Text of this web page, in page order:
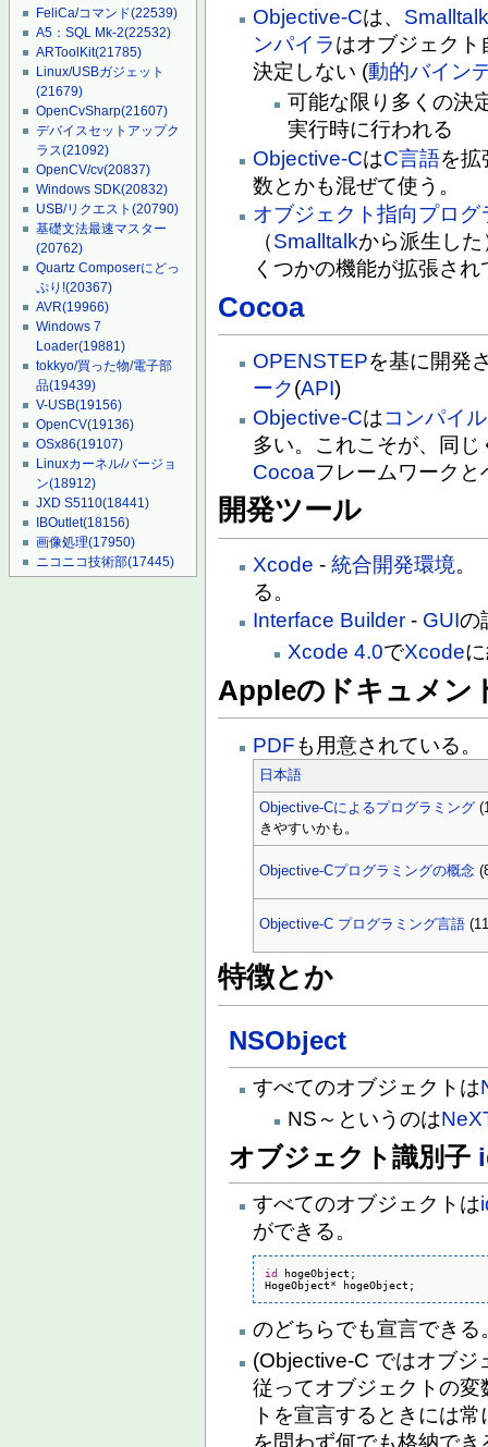
FeliCa/コマンド(22539)
A5：SQL Mk-2(22532)
ARToolKit(21785)
Linux/USBガジェット
(21679)
OpenCvSharp(21607)
デバイスセットアップク
ラス(21092)
OpenCV/cv(20837)
Windows SDK(20832)
USB/リクエスト(20790)
基礎文法最速マスター
(20762)
Quartz Composerにどっ
ぷり!(20367)
AVR(19966)
Windows 7
Loader(19881)
tokkyo/買った物/電子部
品(19439)
V-USB(19156)
OpenCV(19136)
OSx86(19107)
Linuxカーネル/バージョ
ン(18912)
JXD S5110(18441)
IBOutlet(18156)
画像処理(17950)
ニコニコ技術部(17445)
Objective-Cは、
ンパイラはオブジェク
決定しない (動的バイン
可能な限り多くの決
実行時に行われる
Objective-CはC言語を拡
数とかも混ぜて使う。
オブジェクト指向プログ
（Smalltalkから派生し
くつかの機能が拡張され
Cocoa
OPENSTEPを基に開発
ーク(API)
Objective-Cはコンパイル
多い。これこそが、同
Cocoaフレームワーク
開発ツール
Xcode -統合開発環境
る。
Interface Builder - GUIの
Xcode 4.0でXcode
Appleのドキュメン
PDFも用意されている。
日本語
Objective-Cによるプログラミング
きやすいかも。
Objective-Cプログラミングの概念
Objective-C プログラミング言語
特徴とか
NSObject
すべてのオブジェクトは
NS～というのは
オブジェクト識別子
すべてのオブジェクトは
ができる。
id
hogeObject;
HogeObject* hogeObject;
のどちらでも宣言できる
(Objective-C ではオブジ
従ってオブジェクトの
トを宣言するときには
を問わず何でも格納で